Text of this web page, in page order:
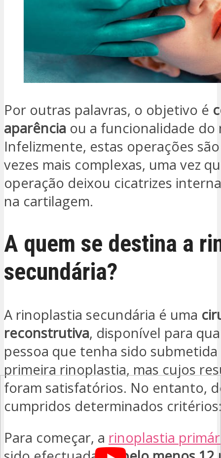
Por outras palavras, o objetivo é
aparência ou a funcionalidade do
Infelizmente, estas operações
vezes mais complexas, uma vez
operação deixou cicatrizes
na cartilagem.
A quem se destina a
secundária?
A rinoplastia secundária é uma
reconstrutiva, disponível para
pessoa que tenha sido submetida
primeira rinoplastia, mas cujos
foram satisfatórios. No entanto,
cumpridos determinados
Para começar, a rinoplastia